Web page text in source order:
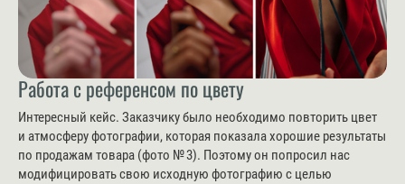
Работа с референсом по цвету
Интересный кейс. Заказчику было необходимо повторить цвет
и атмосферу фотографии, которая показала хорошие результаты
по продажам товара (фото № 3). Поэтому он попросил нас
модифицировать свою исходную фотографию с целью